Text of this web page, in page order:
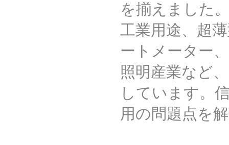
を揃えました
工業用途、超
ートメーター
照明産業など
しています。
用の問題点を